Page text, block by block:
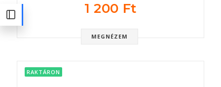
1 200 Ft
MEGNÉZEM
RAKTÁRON